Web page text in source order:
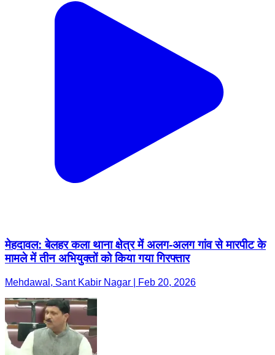
मेहदावल: बेलहर कला थाना क्षेत्र में अलग-अलग गांव से मारपीट के
मामले में तीन अभियुक्तों को किया गया गिरफ्तार
Mehdawal, Sant Kabir Nagar | Feb 20, 2026